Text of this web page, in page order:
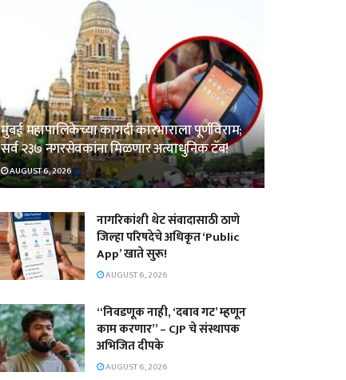
मुंबई महापालिकेच्या कागदी कारभाराला पूर्णविराम;
सर्व २३७ नगरसेवकांना मिळणार अत्याधुनिक टॅब!
AUGUST 6, 2026
नागरिकांशी थेट संवादासाठी ठाणे
जिल्हा परिषदेचे अधिकृत ‘Public
App’ खाते सुरू!
AUGUST 6, 2026
“निवडणूक नाही, ‘दबाव गट’ म्हणून
काम करणार” – CJP चे संस्थापक
अभिजित दीपके
AUGUST 6, 2026